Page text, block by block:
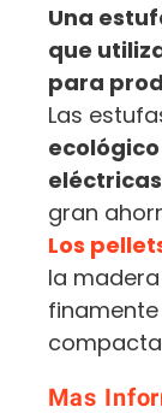
Una
que
para
Las
eléctricas
gran
Los
la
Mas